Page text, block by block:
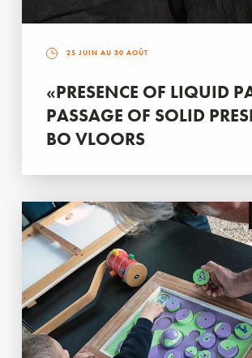
25 JUIN AU 30 AOÛT
«PRESENCE OF LIQUID
PASSAGE OF SOLID
BO VLOORS